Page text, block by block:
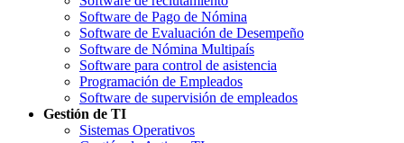
Software de Pago de Nómina
Software de Evaluación de Desempeño
Software de Nómina Multipaís
Software para control de asistencia
Programación de Empleados
Software de supervisión de empleados
Gestión de TI
Sistemas Operativos